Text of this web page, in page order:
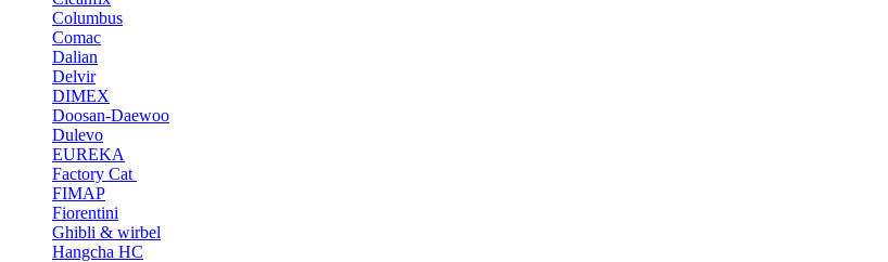
Columbus
Comac
Dalian
Delvir
DIMEX
Doosan-Daewoo
Dulevo
EUREKA
Factory Cat
FIMAP
Fiorentini
Ghibli & wirbel
Hangcha HC